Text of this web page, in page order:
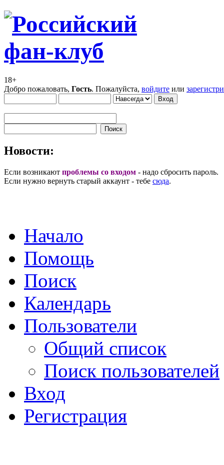
18+
Добро пожаловать, Гость. Пожалуйста, войдите или
Новости:
Если возникают проблемы со входом - надо сбросить пароль.
Если нужно вернуть старый аккаунт - тебе сюда.
Начало
Помощь
Поиск
Календарь
Пользователи
Общий список
Поиск пользователей
Вход
Регистрация